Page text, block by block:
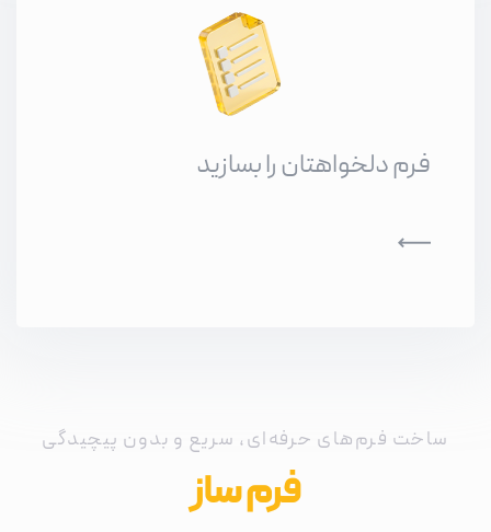
فرم دلخواهتان را بسازید
ساخت فرم‌های حرفه‌ای، سریع و بدون پیچیدگی
فرم ساز